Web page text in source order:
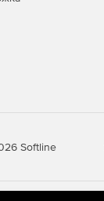
Softline